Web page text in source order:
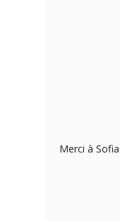
Merci à Sofia